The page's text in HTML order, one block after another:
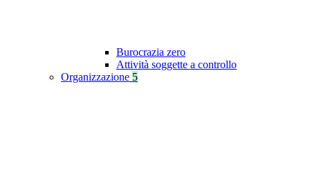
Burocrazia zero
Attività soggette a controllo
Organizzazione 5